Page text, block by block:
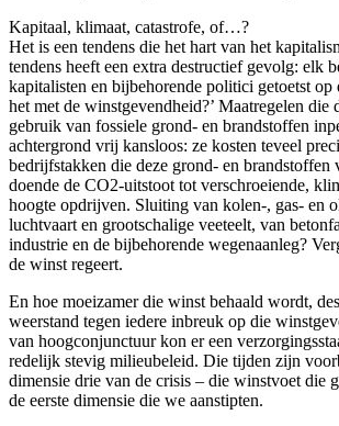
Kapitaal, klimaat, catastrofe, of…?
Het is een tendens die het hart van het
tendens heeft een extra destructief gevolg: elk
kapitalisten en bijbehorende politici getoetst op
het met de winstgevendheid?’ Maatregelen die
gebruik van fossiele grond- en brandstoffen
achtergrond vrij kansloos: ze kosten teveel
bedrijfstakken die deze grond- en brandstoffen
doende de CO2-uitstoot tot verschroeiende,
hoogte opdrijven. Sluiting van kolen-, gas- en
luchtvaart en grootschalige veeteelt, van
industrie en de bijbehorende wegenaanleg?
de winst regeert.
En hoe moeizamer die winst behaald wordt,
weerstand tegen iedere inbreuk op die
van hoogconjunctuur kon er een
redelijk stevig milieubeleid. Die tijden zijn
dimensie drie van de crisis – die winstvoet die
de eerste dimensie die we aanstipten.